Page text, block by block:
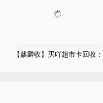
【麒麟收】买吖超市卡回收：